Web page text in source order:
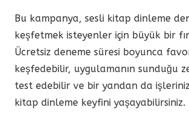
Bu kampanya, sesli kitap dinleme
keşfetmek isteyenler için büyük bir
Ücretsiz deneme süresi boyunca
keşfedebilir, uygulamanın sunduğu
test edebilir ve bir yandan da
kitap dinleme keyfini yaşayabilirsiniz.